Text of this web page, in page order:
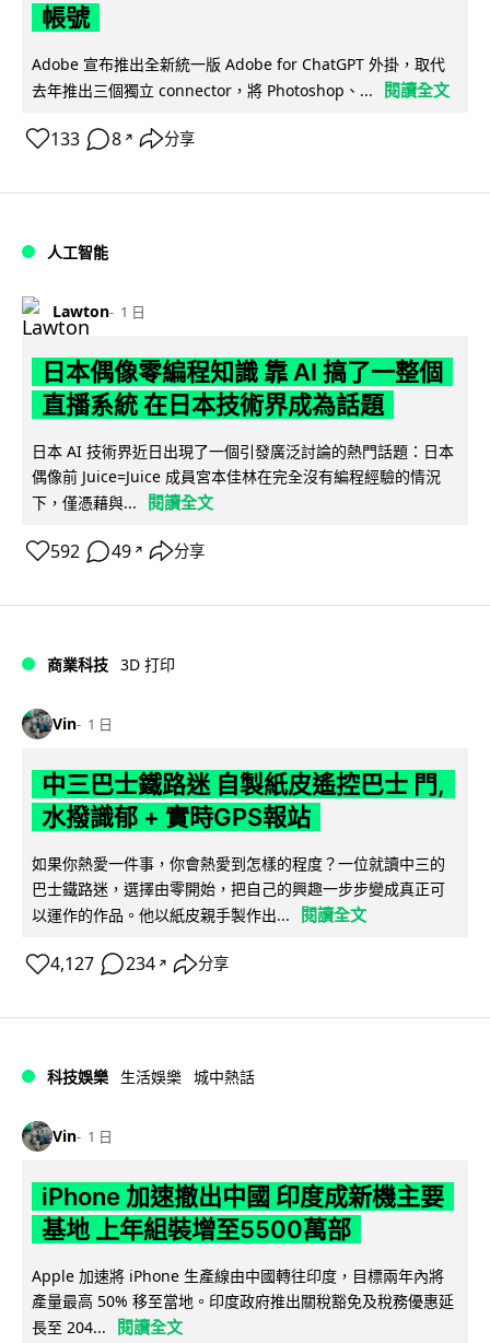
帳號
Adobe 宣布推出全新統一版 Adobe for ChatGPT 外掛，取代
去年推出三個獨立 connector，將 Photoshop、...
閱讀全文
133 8 ↗ 分享
人工智能
Lawton 1 日
日本偶像零編程知識 靠 AI 搞了一整個
直播系統 在日本技術界成為話題
日本 AI 技術界近日出現了一個引發廣泛討論的熱門話題：日本
偶像前 Juice=Juice 成員宮本佳林在完全沒有編程經驗的情況
下，僅憑藉與...
閱讀全文
592 49 ↗ 分享
商業科技 3D 打印
Vin 1 日
中三巴士鐵路迷 自製紙皮遙控巴士 門,
水撥識郁 + 實時GPS報站
如果你熱愛一件事，你會熱愛到怎樣的程度？一位就讀中三的
巴士鐵路迷，選擇由零開始，把自己的興趣一步步變成真正可
以運作的作品。他以紙皮親手製作出...
閱讀全文
4,127 234 ↗ 分享
科技娛樂 生活娛樂 城中熱話
Vin 1 日
iPhone 加速撤出中國 印度成新機主要
基地 上年組裝增至5500萬部
Apple 加速將 iPhone 生產線由中國轉往印度，目標兩年內將
產量最高 50% 移至當地。印度政府推出關稅豁免及稅務優惠延
長至 204...
閱讀全文